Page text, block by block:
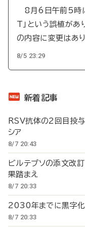
8月6日午前5時に
T」という誤植があ
の内容に変更はあり
8/5 23:29
新着記事
RSV抗体の2回目投
シア
8/7 20:43
ビルテプソの添文
果踏まえ
8/7 20:33
2030年までに黒字
8/7 20:33